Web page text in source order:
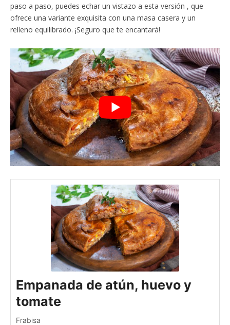
paso a paso, puedes echar un vistazo a esta versión , que
ofrece una variante exquisita con una masa casera y un
relleno equilibrado. ¡Seguro que te encantará!
Empanada de atún, huevo y
tomate
Frabisa